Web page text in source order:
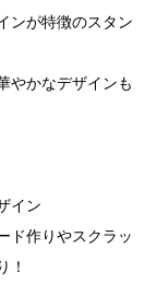
ンが特徴のスタン
やかなデザインも
イン
ド作りやスクラッ
！